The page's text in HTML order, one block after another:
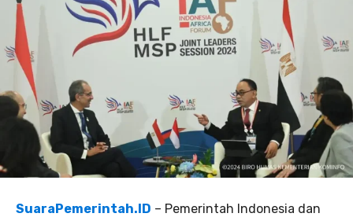
SuaraPemerintah.ID – Pemerintah Indonesia dan